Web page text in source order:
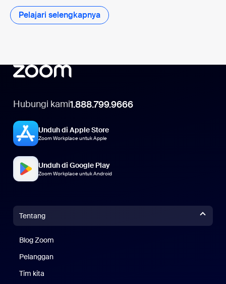
Pelajari selengkapnya Pelajari selengkapnya
Hubungi kami1.888.799.9666
Unduh di Apple Store
Zoom Workplace untuk Apple
Unduh di Google Play
Zoom Workplace untuk Android
Tentang
Blog Zoom
Pelanggan
Tim kita